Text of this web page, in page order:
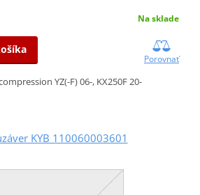
Na sklade
Porovnať
YZ(-F) 06-, KX250F 20-
KYB 110060003601